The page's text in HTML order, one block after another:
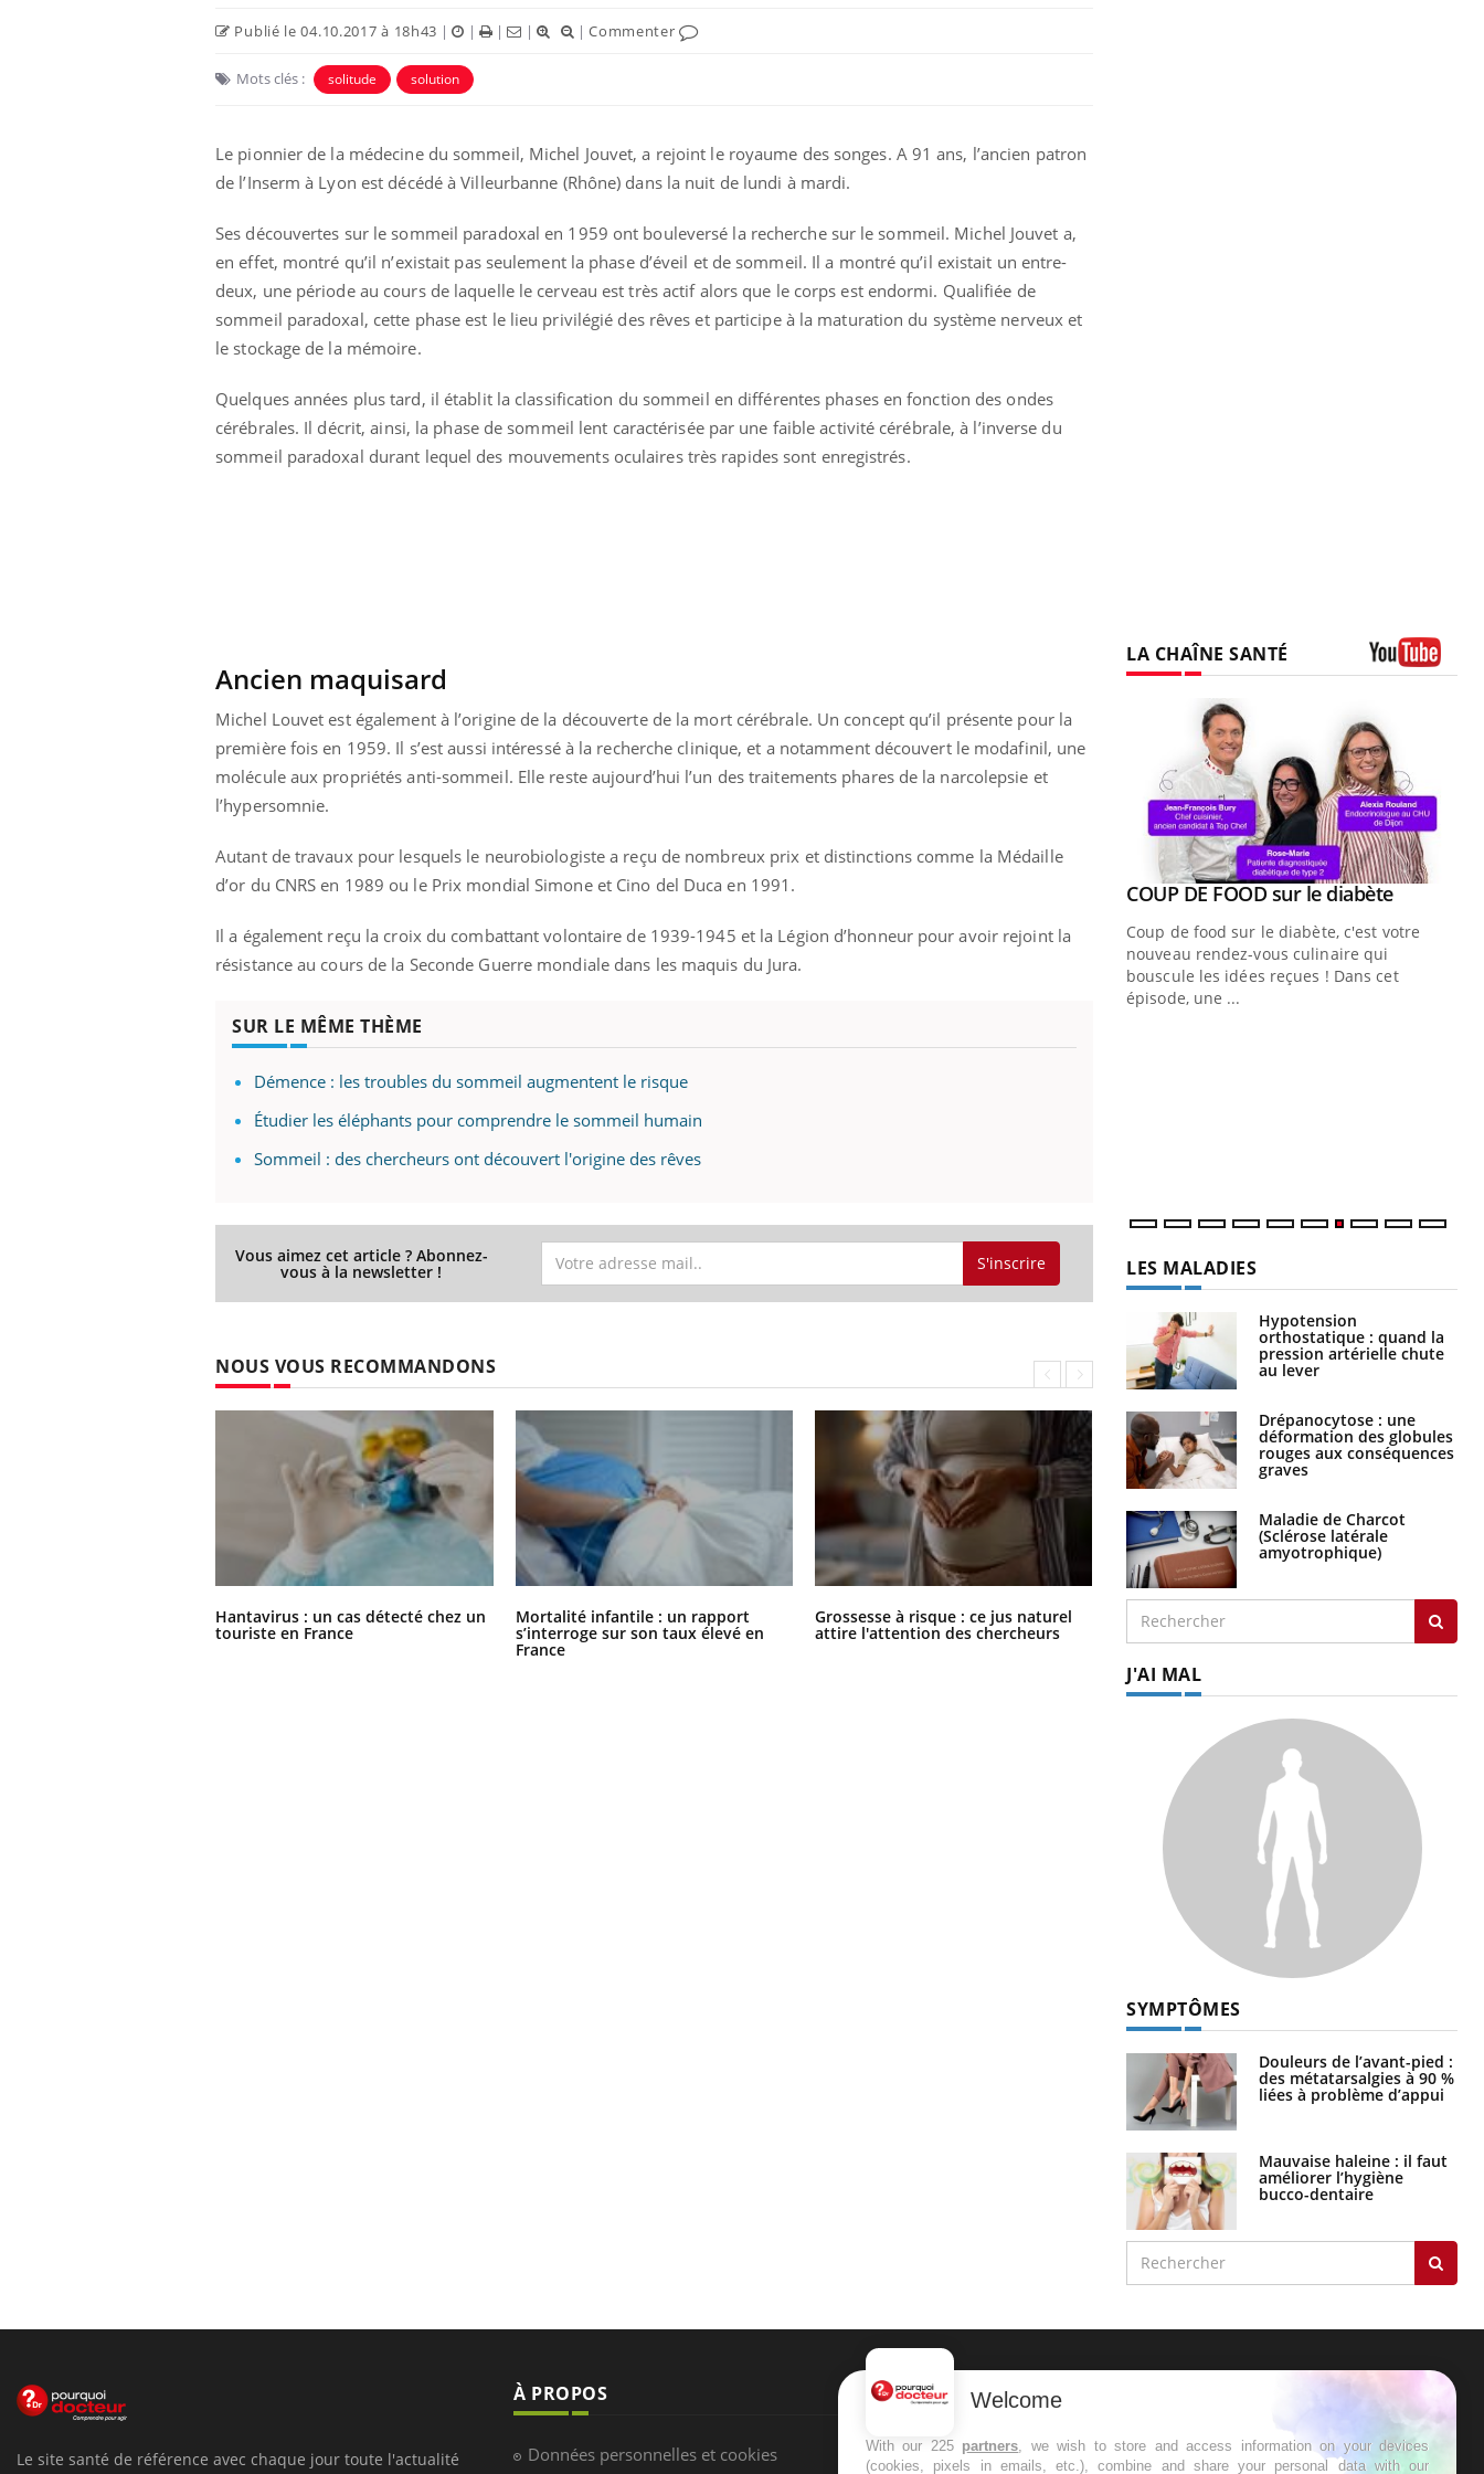
Publié le 04.10.2017 à 18h43 | | | | |Commenter
Mots clés : solitude solution
Le pionnier de la médecine du sommeil, Michel Jouvet, a rejoint le royaume des songes. A 91 ans, l’ancien patron
de l’Inserm à Lyon est décédé à Villeurbanne (Rhône) dans la nuit de lundi à mardi.
Ses découvertes sur le sommeil paradoxal en 1959 ont bouleversé la recherche sur le sommeil. Michel Jouvet a,
en effet, montré qu’il n’existait pas seulement la phase d’éveil et de sommeil. Il a montré qu’il existait un entre-
deux, une période au cours de laquelle le cerveau est très actif alors que le corps est endormi. Qualifiée de
sommeil paradoxal, cette phase est le lieu privilégié des rêves et participe à la maturation du système nerveux et
le stockage de la mémoire.
Quelques années plus tard, il établit la classification du sommeil en différentes phases en fonction des ondes
cérébrales. Il décrit, ainsi, la phase de sommeil lent caractérisée par une faible activité cérébrale, à l’inverse du
sommeil paradoxal durant lequel des mouvements oculaires très rapides sont enregistrés.
Ancien maquisard
Michel Louvet est également à l’origine de la découverte de la mort cérébrale. Un concept qu’il présente pour la
première fois en 1959. Il s’est aussi intéressé à la recherche clinique, et a notamment découvert le modafinil, une
molécule aux propriétés anti-sommeil. Elle reste aujourd’hui l’un des traitements phares de la narcolepsie et
l’hypersomnie.
Autant de travaux pour lesquels le neurobiologiste a reçu de nombreux prix et distinctions comme la Médaille
d’or du CNRS en 1989 ou le Prix mondial Simone et Cino del Duca en 1991.
Il a également reçu la croix du combattant volontaire de 1939-1945 et la Légion d’honneur pour avoir rejoint la
résistance au cours de la Seconde Guerre mondiale dans les maquis du Jura.
SUR LE MÊME THÈME
Démence : les troubles du sommeil augmentent le risque
Étudier les éléphants pour comprendre le sommeil humain
Sommeil : des chercheurs ont découvert l'origine des rêves
Vous aimez cet article ? Abonnez-
vous à la newsletter ! S'inscrire
NOUS VOUS RECOMMANDONS
Hantavirus : un cas détecté chez un
touriste en France
Mortalité infantile : un rapport
s’interroge sur son taux élevé en
France
Grossesse à risque : ce jus naturel
attire l'attention des chercheurs
Comment oublier les écrans en
vacances ?
LA CHAÎNE SANTÉ
Eczéma Chronique des Mains : se
L'été arrive… et avec lui, un tout nouveau
rythme de vie ! Vacances, plage, piscine,
Youtube
Diabète & Ramadan 2026Youtube
Le Ramadan approche, et, pour de
nombreuses personnes atteintes de
diabète, c'est une période de questions, de
préventiveYoutube
Un établissement lié à un groupe
Youtube
COUP DE FOOD sur le diabèteYoutube
Coup de food sur le diabète, c'est votre
nouveau rendez-vous culinaire qui
bouscule les idées reçues ! Dans cet
épisode, une ...
LES MALADIES
Hypotension
orthostatique : quand la
pression artérielle chute
au lever
Drépanocytose : une
déformation des globules
rouges aux conséquences
graves
Maladie de Charcot
(Sclérose latérale
amyotrophique)
J'AI MAL
SYMPTÔMES
Douleurs de l’avant-pied :
des métatarsalgies à 90 %
liées à problème d’appui
Mauvaise haleine : il faut
améliorer l’hygiène
bucco-dentaire
Le site santé de référence avec chaque jour toute l'actualité
À PROPOS
Données personnelles et cookies
NEWSLETTER
Recevez toutes les semaines les meilleures
infos santé
Welcome
With our 225 partners, we wish to store and access information on your devices
(cookies, pixels in emails, etc.), combine and share your personal data with our